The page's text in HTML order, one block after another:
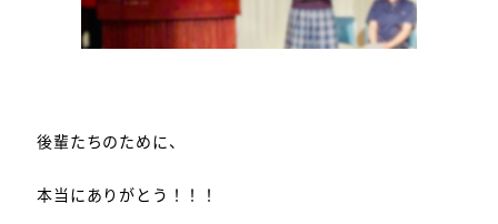
後輩たちのために、
本当にありがとう！！！